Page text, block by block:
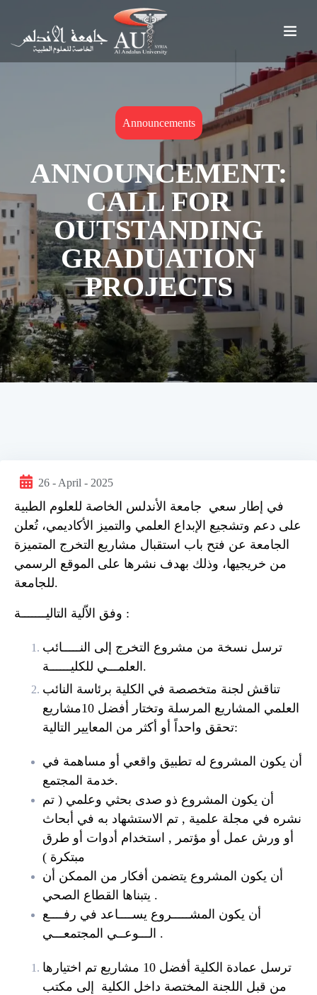
Announcements
ANNOUNCEMENT:
CALL FOR
OUTSTANDING
GRADUATION
PROJECTS
26 - April - 2025
في إطار سعي جامعة الأندلس الخاصة للعلوم الطبية
على دعم وتشجيع الإبداع العلمي والتميز الأكاديمي، تُعلن
الجامعة عن فتح باب استقبال مشاريع التخرج المتميزة
من خريجيها، وذلك بهدف نشرها على الموقع الرسمي
للجامعة.
وفق الاّلية التاليـــــــة :
ترسل نسخة من مشروع التخرج إلى النـــــائب
العلمـــي للكليــــــة.
تناقش لجنة متخصصة في الكلية برئاسة النائب
العلمي المشاريع المرسلة وتختار أفضل 10مشاريع
تحقق واحداً أو أكثر من المعايير التالية:
أن يكون المشروع له تطبيق واقعي أو مساهمة في
خدمة المجتمع.
أن يكون المشروع ذو صدى بحثي وعلمي ( تم
نشره في مجلة علمية , تم الاستشهاد به في أبحاث
أو ورش عمل أو مؤتمر , استخدام أدوات أو طرق
مبتكرة )
أن يكون المشروع يتضمن أفكار من الممكن أن
يتبناها القطاع الصحي .
أن يكون المشـــــروع يســــاعد في رفــــع
الـــوعــي المجتمعـــي .
ترسل عمادة الكلية أفضل 10 مشاريع تم اختيارها
من قبل اللجنة المختصة داخل الكلية إلى مكتب